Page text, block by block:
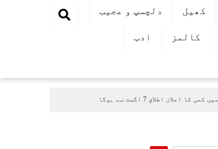
کھیل دلچسپ و عجیب
کالمز ادب
اطلاق 7 اگست سے ہوگا